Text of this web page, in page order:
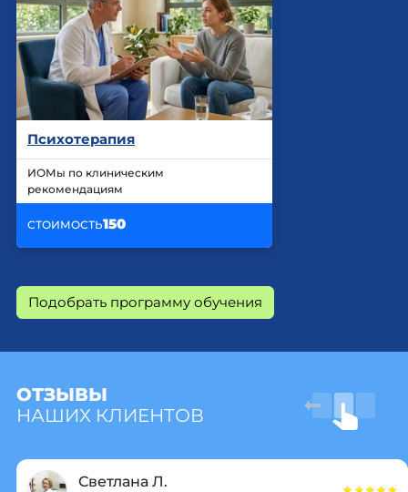
Психотерапия
ИОМы по клиническим
рекомендациям
СТОИМОСТЬ150
Подобрать программу обучения
ОТЗЫВЫ
НАШИХ КЛИЕНТОВ
Светлана Л.